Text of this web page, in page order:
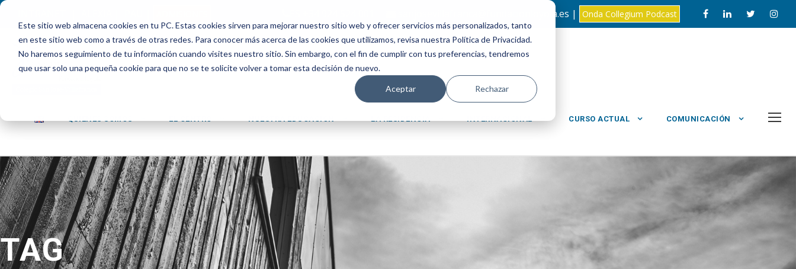
Este sitio web almacena cookies en tu PC. Estas cookies sirven para mejorar nuestro sitio web y ofrecer servicios más personalizados, tanto
en este sitio web como a través de otras redes. Para conocer más acerca de las cookies que utilizamos, revisa nuestra Política de Privacidad.
No haremos seguimiento de tu información cuando visites nuestro sitio. Sin embargo, con el fin de cumplir con tus preferencias, tendremos
que usar solo una pequeña cookie para que no se te solicite volver a tomar esta decisión de nuevo.
Aceptar Rechazar
sanjosevillafranca@fundacionloyola.es | Onda Collegium Podcast
CURSO ACTUAL COMUNICACIÓN
TAG